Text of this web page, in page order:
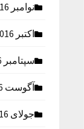
نوامبر 2016
اکتبر 2016
سپتامبر 2016
آگوست 2016
جولای 2016